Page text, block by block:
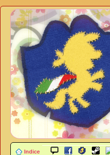
Indice